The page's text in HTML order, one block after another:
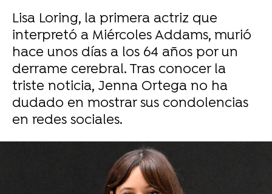
Lisa Loring, la primera actriz que
interpretó a Miércoles Addams, murió
hace unos días a los 64 años por un
derrame cerebral. Tras conocer la
triste noticia, Jenna Ortega no ha
dudado en mostrar sus condolencias
en redes sociales.
Catherine Zeta-Jones habla de Jenna Ortega
como 'Miércoles' y asegura que "nadie"
pensaba que tendría este éxito